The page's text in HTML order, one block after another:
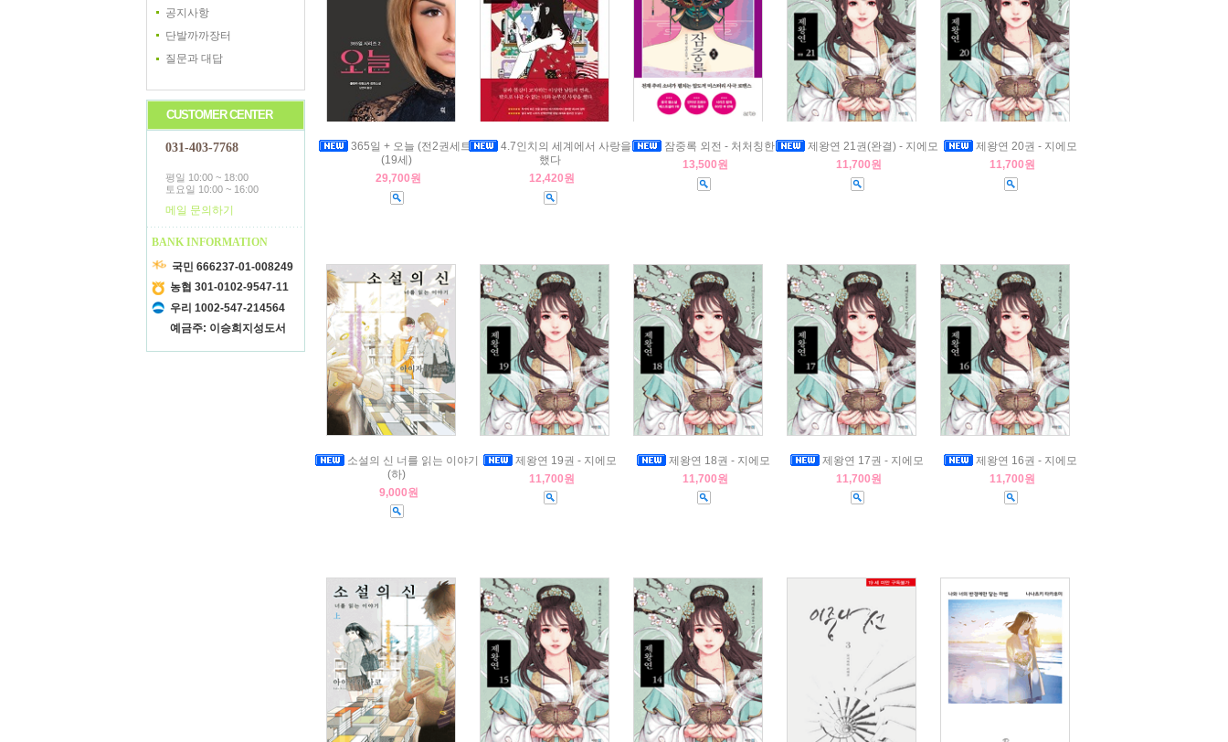
공지사항
단발까까장터
질문과 대답
CUSTOMER CENTER
031-403-7768
평일 10:00 ~ 18:00
토요일 10:00 ~ 16:00
메일 문의하기
BANK INFORMATION
국민 666237-01-008249
농협 301-0102-9547-11
우리 1002-547-214564
예금주: 이승희지성도서
365일 + 오늘 (전2권세트)
(19세)
29,700원
4.7인치의 세계에서 사랑을
했다
12,420원
잠중록 외전 - 처처칭한
13,500원
제왕연 21권(완결) - 지에모
11,700원
제왕연 20권 - 지에모
11,700원
소설의 신 너를 읽는 이야기
(하)
9,000원
제왕연 19권 - 지에모
11,700원
제왕연 18권 - 지에모
11,700원
제왕연 17권 - 지에모
11,700원
제왕연 16권 - 지에모
11,700원